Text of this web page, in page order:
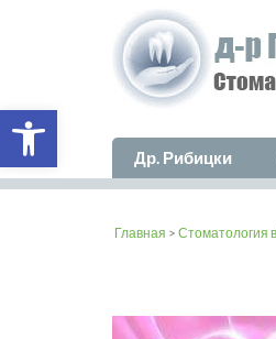
Open toolbar
Др. Рибицки
Главная > Стоматология